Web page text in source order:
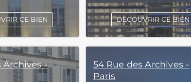
CE BIEN DÉCOUVRIR CE BIEN
Archives -
54 Rue des Archives -
Paris